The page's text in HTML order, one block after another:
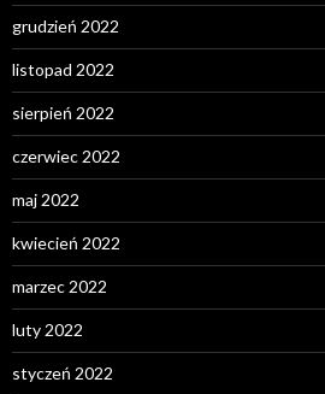
grudzień 2022
listopad 2022
sierpień 2022
czerwiec 2022
maj 2022
kwiecień 2022
marzec 2022
luty 2022
styczeń 2022